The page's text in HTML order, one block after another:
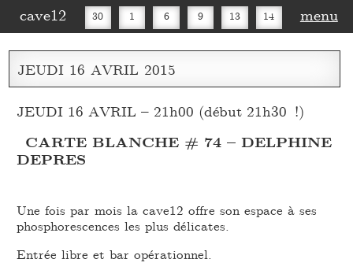
cave12 30 1 6 9 13 14
16 20 27 30
menu
JEUDI 16 AVRIL 2015
JEUDI 16 AVRIL – 21h00 (début 21h30 !)
CARTE BLANCHE # 74 – DELPHINE
DEPRES
Une fois par mois la cave12 offre son espace à ses
phosphorescences les plus délicates.
Entrée libre et bar opérationnel.